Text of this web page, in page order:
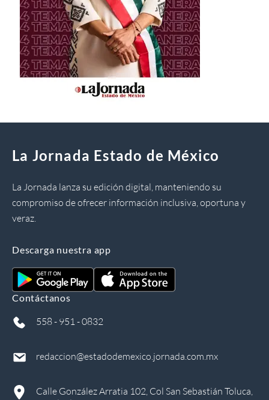
La Jornada Estado de México
La Jornada lanza su edición digital, manteniendo su
compromiso de ofrecer información inclusiva, oportuna y
veraz.
Descarga nuestra app
Contáctanos
558 - 951 - 0832
redaccion@estadodemexico.jornada.com.mx
Calle González Arratia 102, Col San Sebastián Toluca,